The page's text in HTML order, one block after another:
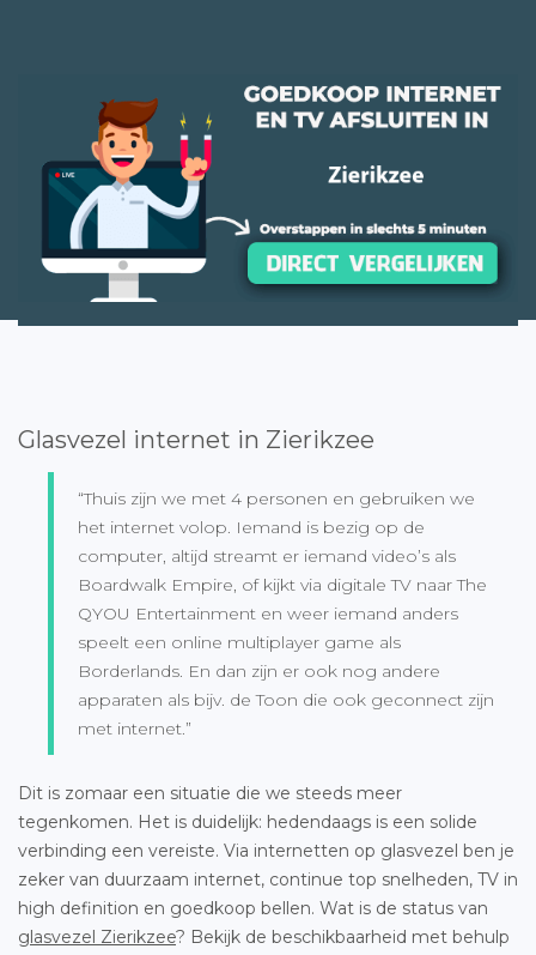
Glasvezel internet in Zierikzee
“Thuis zijn we met 4 personen en gebruiken we
het internet volop. Iemand is bezig op de
computer, altijd streamt er iemand video’s als
Boardwalk Empire, of kijkt via digitale TV naar The
QYOU Entertainment en weer iemand anders
speelt een online multiplayer game als
Borderlands. En dan zijn er ook nog andere
apparaten als bijv. de Toon die ook geconnect zijn
met internet.”
Dit is zomaar een situatie die we steeds meer
tegenkomen. Het is duidelijk: hedendaags is een solide
verbinding een vereiste. Via internetten op glasvezel ben je
zeker van duurzaam internet, continue top snelheden, TV in
high definition en goedkoop bellen. Wat is de status van
glasvezel Zierikzee? Bekijk de beschikbaarheid met behulp